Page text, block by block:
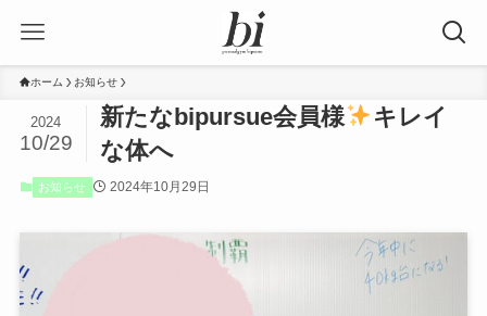
ホーム お知らせ
新たなbipursue会員様
キレイ
な体へ
2024
10/29
お知らせ 2024年10月29日